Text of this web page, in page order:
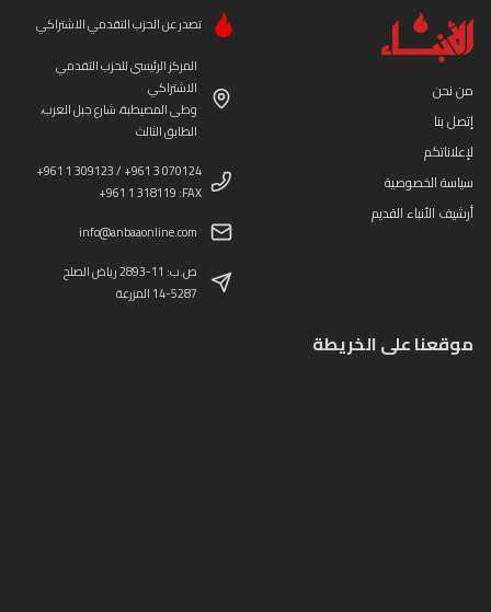
من نحن
إتصل بنا
لإعلاناتكم
سياسة الخصوصية
أرشيف الأنباء القديم
تصدر عن الحزب التقدمي الاشتراكي
المركز الرئيسي للحزب التقدمي
الاشتراكي
وطى المصيطبة، شارع جبل العرب،
الطابق الثالث
+961 1 309123 / +961 3 070124
+961 1 318119 :FAX
info@anbaaonline.com
ص.ب: 11-2893 رياض الصلح
14-5287 المزرعة
موقعنا على الخريطة